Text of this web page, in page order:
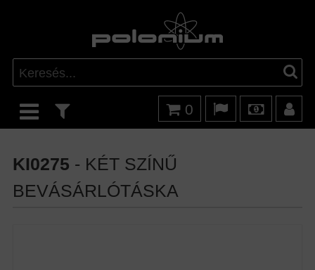
0
KI0275 - KÉT SZÍNŰ
BEVÁSÁRLÓTÁSKA